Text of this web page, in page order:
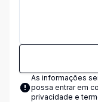
As informações
possa entrar em
privacidade e